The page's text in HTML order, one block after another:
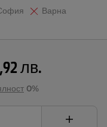
Варна
лв.
0%